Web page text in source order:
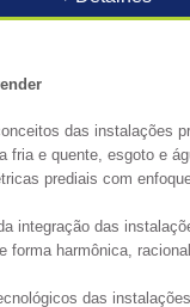
das instalações
fria e quente, esgoto e
prediais com
integração das
forma harmônica,
das